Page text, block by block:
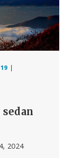
|
2024